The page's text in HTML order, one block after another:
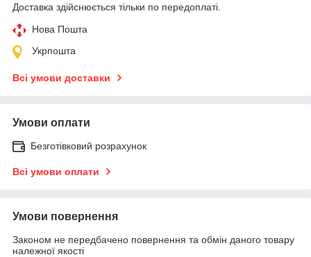
Доставка здійснюється тільки по передоплаті.
Нова Пошта
Укрпошта
Всі умови доставки
Умови оплати
Безготівковий розрахунок
Всі умови оплати
Умови повернення
Законом не передбачено повернення та обмін даного товару
належної якості